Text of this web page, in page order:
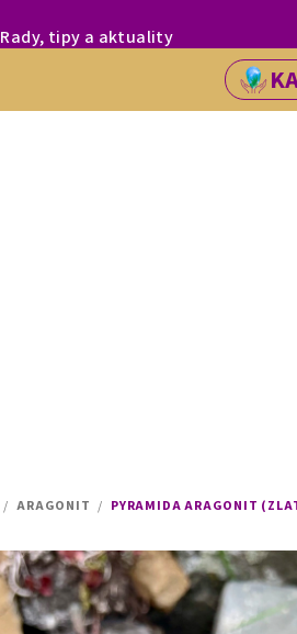
MILÍ ZÁKAZNÍCI,
Rady, tipy a aktuality
/ ARAGONIT / PYRAMIDA ARAGONIT